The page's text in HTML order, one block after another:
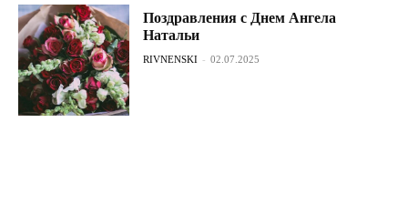
Поздравления с Днем Ангела
Натальи
RIVNENSKI - 02.07.2025